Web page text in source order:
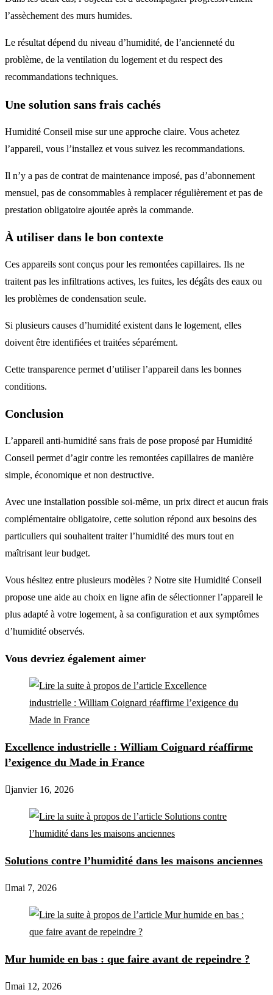
l’assèchement des murs humides.
Le résultat dépend du niveau d’humidité, de l’ancienneté du
problème, de la ventilation du logement et du respect des
recommandations techniques.
Une solution sans frais cachés
Humidité Conseil mise sur une approche claire. Vous achetez
l’appareil, vous l’installez et vous suivez les recommandations.
Il n’y a pas de contrat de maintenance imposé, pas d’abonnement
mensuel, pas de consommables à remplacer régulièrement et pas de
prestation obligatoire ajoutée après la commande.
À utiliser dans le bon contexte
Ces appareils sont conçus pour les remontées capillaires. Ils ne
traitent pas les infiltrations actives, les fuites, les dégâts des eaux ou
les problèmes de condensation seule.
Si plusieurs causes d’humidité existent dans le logement, elles
doivent être identifiées et traitées séparément.
Cette transparence permet d’utiliser l’appareil dans les bonnes
conditions.
Conclusion
L’appareil anti-humidité sans frais de pose proposé par Humidité
Conseil permet d’agir contre les remontées capillaires de manière
simple, économique et non destructive.
Avec une installation possible soi-même, un prix direct et aucun frais
complémentaire obligatoire, cette solution répond aux besoins des
particuliers qui souhaitent traiter l’humidité des murs tout en
maîtrisant leur budget.
Vous hésitez entre plusieurs modèles ? Notre site Humidité Conseil
propose une aide au choix en ligne afin de sélectionner l’appareil le
plus adapté à votre logement, à sa configuration et aux symptômes
d’humidité observés.
Vous devriez également aimer
Excellence industrielle : William Coignard réaffirme
l’exigence du Made in France
janvier 16, 2026
Solutions contre l’humidité dans les maisons anciennes
mai 7, 2026
Mur humide en bas : que faire avant de repeindre ?
mai 12, 2026